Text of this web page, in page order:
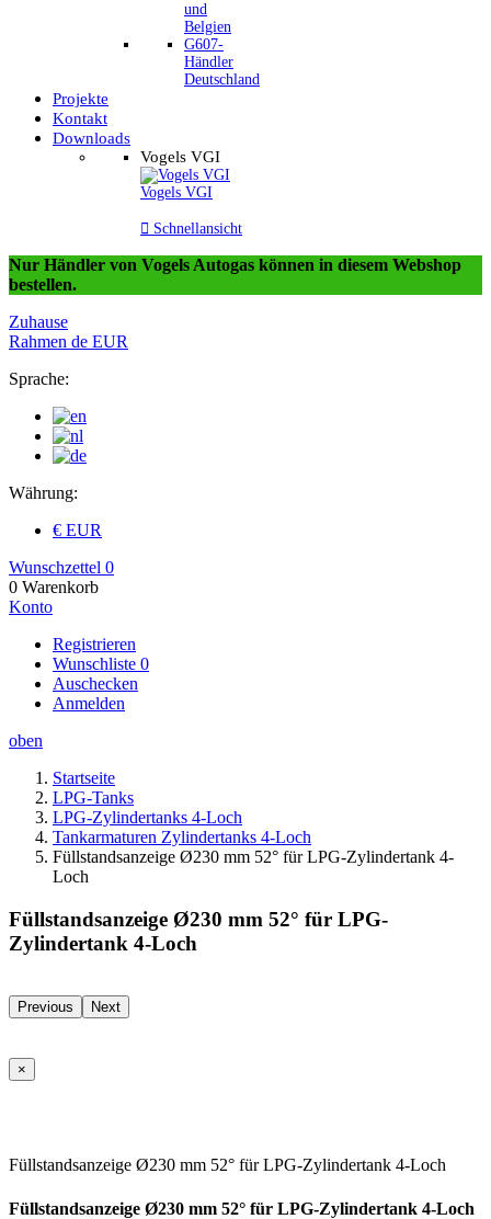
und
Belgien
G607-
Händler
Deutschland
Projekte
Kontakt
Downloads
Vogels VGI
Vogels VGI
 Schnellansicht
Nur Händler von Vogels Autogas können in diesem Webshop
bestellen.
Zuhause
Rahmen de EUR
Sprache:
Währung:
€ EUR
Wunschzettel 0
0 Warenkorb
Konto
Registrieren
Wunschliste 0
Auschecken
Anmelden
oben
Startseite
LPG-Tanks
LPG-Zylindertanks 4-Loch
Tankarmaturen Zylindertanks 4-Loch
Füllstandsanzeige Ø230 mm 52° für LPG-Zylindertank 4-
Loch
Füllstandsanzeige Ø230 mm 52° für LPG-
Zylindertank 4-Loch
Previous Next
×
Füllstandsanzeige Ø230 mm 52° für LPG-Zylindertank 4-Loch
Füllstandsanzeige Ø230 mm 52° für LPG-Zylindertank 4-Loch